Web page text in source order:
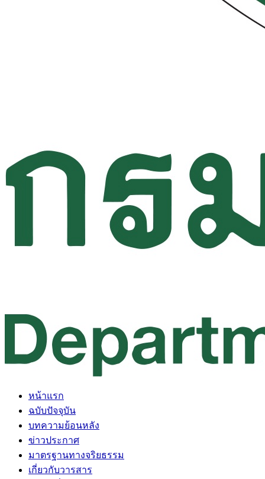
หน้าแรก
ฉบับปัจจุบัน
บทความย้อนหลัง
ข่าวประกาศ
มาตรฐานทางจริยธรรม
เกี่ยวกับวารสาร